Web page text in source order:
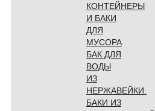
КОНТЕЙНЕРЫ
И БАКИ
ДЛЯ
МУСОРА
БАК ДЛЯ
ВОДЫ
ИЗ
НЕРЖАВЕЙКИ.
БАКИ ИЗ